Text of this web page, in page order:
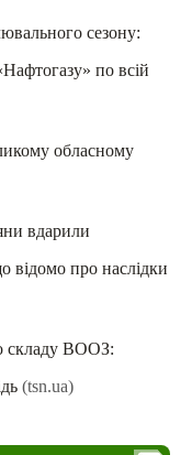
сезону:
по всій
обласному
вдарили
про наслідки
складу ВООЗ:
(tsn.ua)